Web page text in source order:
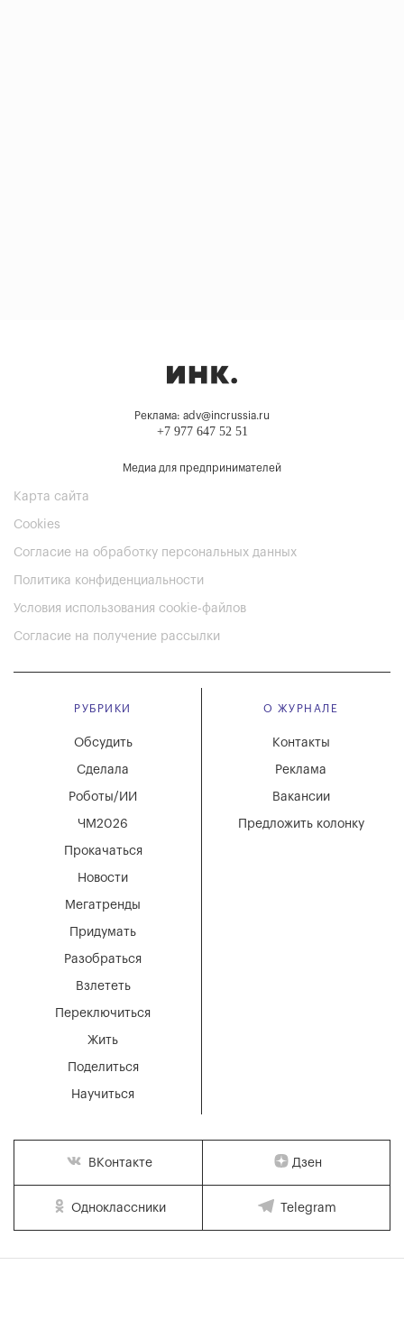
Реклама: adv@incrussia.ru
+7 977 647 52 51
Медиа для предпринимателей
Карта сайта
Cookies
Согласие на обработку персональных данных
Политика конфиденциальности
Условия использования cookie-файлов
Согласие на получение рассылки
РУБРИКИ
Мегатренды
Придумать
Разобраться
Взлететь
Новости
Переключиться
Жить
Поделиться
Научиться
Обсудить
Сделала
Роботы/ИИ
ЧМ2026
Прокачаться
О ЖУРНАЛЕ
Вакансии
Реклама
Контакты
Предложить колонку
ВКонтакте Дзен
Одноклассники Telegram